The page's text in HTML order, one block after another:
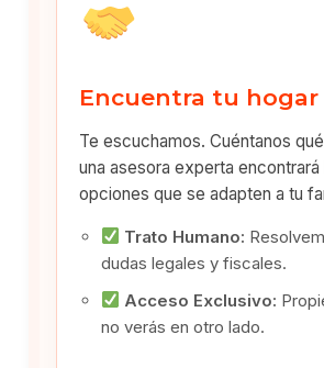
Encuentra tu hogar
Te escuchamos. Cuéntanos
una asesora experta encontrará
opciones que se adapten a tu
Trato Humano:
dudas legales y fiscales.
Acceso Exclusivo:
no verás en otro lado.